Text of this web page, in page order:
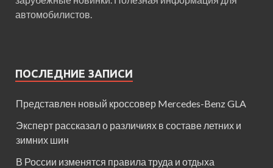
автомобилистов.
ПОСЛЕДНИЕ ЗАПИСИ
Представлен новый кроссовер Mercedes-Benz GLA
Эксперт рассказал о различиях в составе летних и
зимних шин
В России изменятся правила труда и отдыха